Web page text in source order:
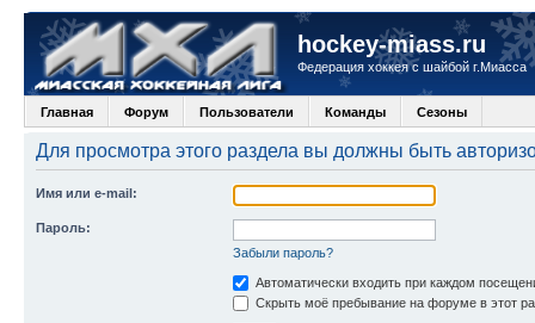
hockey-miass.ru
Федерация хоккея с шайбой г.Миасса
Главная Форум Пользователи Команды Сезоны
Для просмотра этого раздела вы должны быть
Имя или e-mail:
Пароль:
Забыли пароль?
Автоматически входить при каждом
Скрыть моё пребывание на форуме в этот